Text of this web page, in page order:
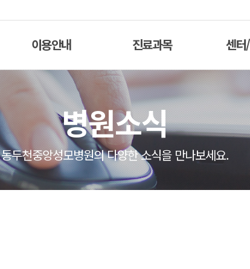
이용안내 진료과목 센터
병원소식
동두천중앙성모병원의 다양한 소식을 만나보세요.